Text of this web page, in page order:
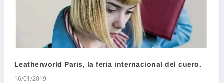
Leatherworld Paris, la feria internacional del cuero.
16/01/2019